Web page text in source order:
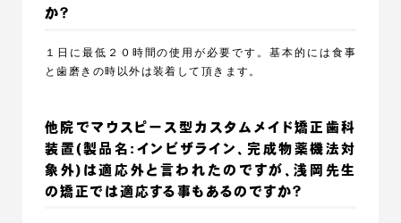
か？
１日に最低２０時間の使用が必要です。基本的には食事
と歯磨きの時以外は装着して頂きます。
他院でマウスピース型カスタムメイド矯正歯科
装置(製品名:インビザライン、完成物薬機法対
象外)は適応外と言われたのですが、浅岡先生
の矯正では適応する事もあるのですか？